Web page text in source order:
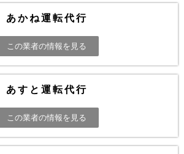
あかね運転代行
この業者の情報を見る
あすと運転代行
この業者の情報を見る